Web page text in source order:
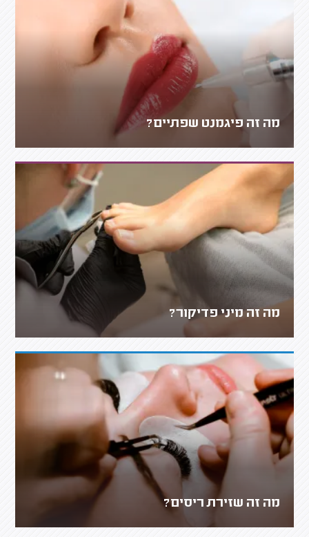
מה זה פיגמנט שפתיים?
מה זה מיני פדיקור?
מה זה שזירת ריסים?